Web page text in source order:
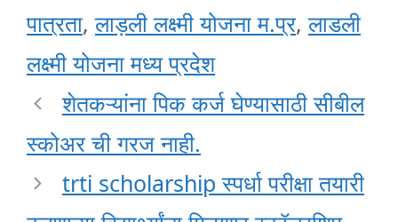
पात्रता,लाड़ली लक्ष्मी योजना म.प्र,लाडली
लक्ष्मी योजना मध्य प्रदेश
शेतकऱ्यांना पिक कर्ज घेण्यासाठी सीबील
स्कोअर ची गरज नाही.
trti scholarship स्पर्धा परीक्षा तयारी